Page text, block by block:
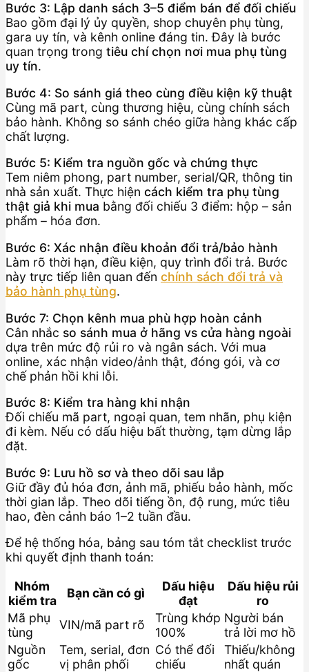
Bước 3: Lập danh sách 3–5 điểm bán để đối chiếu
Bao gồm đại lý ủy quyền, shop chuyên phụ tùng,
gara uy tín, và kênh online đáng tin. Đây là bước
quan trọng trong tiêu chí chọn nơi mua phụ tùng
uy tín.
Bước 4: So sánh giá theo cùng điều kiện kỹ thuật
Cùng mã part, cùng thương hiệu, cùng chính sách
bảo hành. Không so sánh chéo giữa hàng khác cấp
chất lượng.
Bước 5: Kiểm tra nguồn gốc và chứng thực
Tem niêm phong, part number, serial/QR, thông tin
nhà sản xuất. Thực hiện cách kiểm tra phụ tùng
thật giả khi mua bằng đối chiếu 3 điểm: hộp – sản
phẩm – hóa đơn.
Bước 6: Xác nhận điều khoản đổi trả/bảo hành
Làm rõ thời hạn, điều kiện, quy trình đổi trả. Bước
này trực tiếp liên quan đến chính sách đổi trả và
bảo hành phụ tùng.
Bước 7: Chọn kênh mua phù hợp hoàn cảnh
Cân nhắc so sánh mua ở hãng vs cửa hàng ngoài
dựa trên mức độ rủi ro và ngân sách. Với mua
online, xác nhận video/ảnh thật, đóng gói, và cơ
chế phản hồi khi lỗi.
Bước 8: Kiểm tra hàng khi nhận
Đối chiếu mã part, ngoại quan, tem nhãn, phụ kiện
đi kèm. Nếu có dấu hiệu bất thường, tạm dừng lắp
đặt.
Bước 9: Lưu hồ sơ và theo dõi sau lắp
Giữ đầy đủ hóa đơn, ảnh mã, phiếu bảo hành, mốc
thời gian lắp. Theo dõi tiếng ồn, độ rung, mức tiêu
hao, đèn cảnh báo 1–2 tuần đầu.
Để hệ thống hóa, bảng sau tóm tắt checklist trước
khi quyết định thanh toán:
Nhóm
kiểm tra
Bạn cần có gì
Dấu hiệu
đạt
Dấu hiệu rủi
ro
Mã phụ
tùng
VIN/mã part rõ
Trùng khớp
100%
Người bán
trả lời mơ hồ
Nguồn
gốc
Tem, serial, đơn
vị phân phối
Có thể đối
chiếu
Thiếu/không
nhất quán